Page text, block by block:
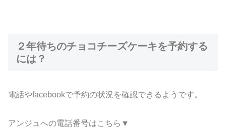
２年待ちのチョコチーズケーキを予約する
には？
電話やfacebookで予約の状況を確認できるようです。
アンジュへの電話番号はこちら▼